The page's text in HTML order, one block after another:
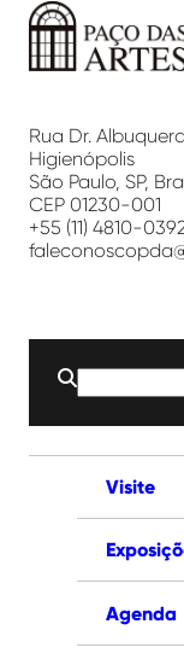
Artes
Rua Dr.
Higienópolis
São Paulo, SP,
CEP 01230-001
+55 (11) 4810-
Buscar
por:
Visite
Agenda